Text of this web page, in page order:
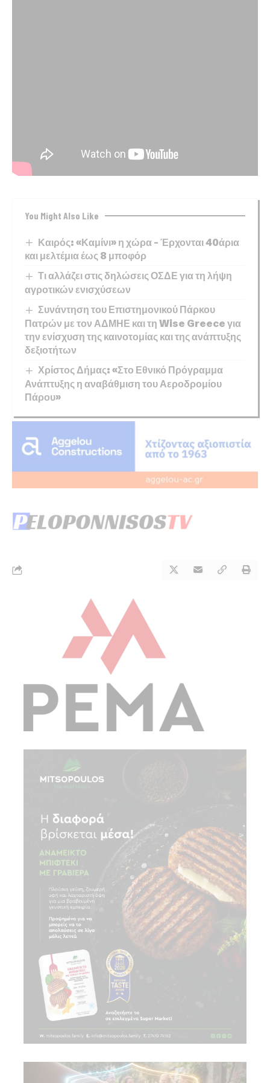
You Might Also Like
Καιρός: «Καμίνι» η χώρα – Έρχονται 40άρια
και μελτέμια έως 8 μποφόρ
Τι αλλάζει στις δηλώσεις ΟΣΔΕ για τη λήψη
αγροτικών ενισχύσεων
Συνάντηση του Επιστημονικού Πάρκου
Πατρών με τον ΑΔΜΗΕ και τη Wise Greece για
την ενίσχυση της καινοτομίας και της ανάπτυξης
δεξιοτήτων
Χρίστος Δήμας: «Στο Εθνικό Πρόγραμμα
Ανάπτυξης η αναβάθμιση του Αεροδρομίου
Πάρου»